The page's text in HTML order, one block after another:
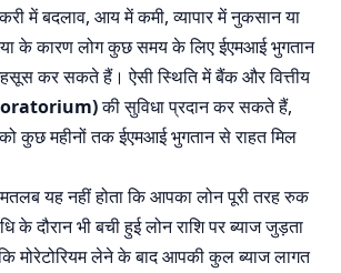
में बदलाव, आय में कमी, व्यापार में नुकसान या
के कारण लोग कुछ समय के लिए ईएमआई भुगतान
कर सकते हैं। ऐसी स्थिति में बैंक और वित्तीय
की सुविधा प्रदान कर सकते हैं,
कुछ महीनों तक ईएमआई भुगतान से राहत मिल
मतलब यह नहीं होता कि आपका लोन पूरी तरह रुक
के दौरान भी बची हुई लोन राशि पर ब्याज जुड़ता
मोरेटोरियम लेने के बाद आपकी कुल ब्याज लागत